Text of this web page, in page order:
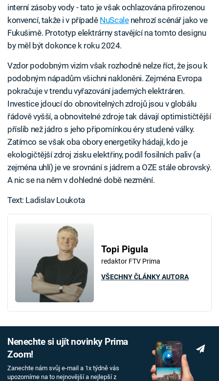
interní zásoby vody - tato je však ochlazována přirozenou
konvencí, takže i v případě NuScalenehrozí scénář jako ve
Fukušimě. Prototyp elektrárny stavějící na tomto designu
by měl být dokonce k roku 2024.
Vzdor podobným vizím však rozhodně nelze říct, že jsou k
podobným nápadům všichni nakloněni. Zejména Evropa
pokračuje v trendu vyřazování jaderných elektráren.
Investice jdoucí do obnovitelných zdrojů jsou v globálu
řádově vyšší, a obnovitelné zdroje tak dávají optimističtější
příslib než jádro s jeho připomínkou éry studené války.
Zatímco se však oba obory energetiky hádají, kdo je
ekologičtější zdroj zisku elektřiny, podíl fosilních paliv (a
zejména uhlí) je ve srovnání s jádrem a OZE stále obrovský.
A nic se na něm v dohledné době nezmění.
Text: Ladislav Loukota
Topi Pigula
redaktor FTV Prima
VŠECHNY ČLÁNKY AUTORA
Nenechte si ujít novinky Prima
Zoom!
Zanechte nám svůj e-mail a 1x týdně vás
upozorníme na to nejnovější a nejlepší z